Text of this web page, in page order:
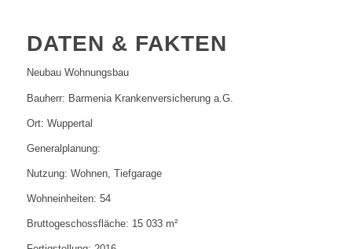
DATEN & FAKTEN
Neubau Wohnungsbau
Bauherr: Barmenia Krankenversicherung a.G.
Ort: Wuppertal
Generalplanung:
Nutzung: Wohnen, Tiefgarage
Wohneinheiten: 54
Bruttogeschossfläche: 15 033 m²